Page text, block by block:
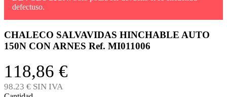
defectuso.
CHALECO SALVAVIDAS HINCHABLE AUTO
150N CON ARNES Ref. MI011006
118,86 €
98.23 € SIN IVA